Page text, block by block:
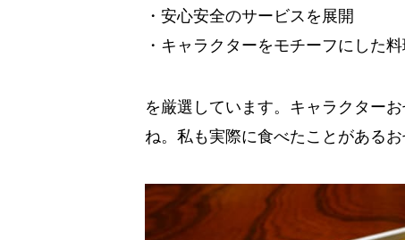
・安心安全のサービスを展開
・キャラクターをモチーフにした
を厳選しています。キャラクター
ね。私も実際に食べたことがあるお